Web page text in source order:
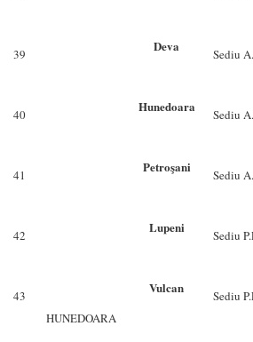
39
HUNEDOARA
Deva Sediu
40 Hunedoara Sediu
41 Petroşani Sediu
42 Lupeni Sediu
43 Vulcan Sediu